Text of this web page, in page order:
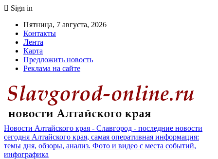
Sign in
Пятница, 7 августа, 2026
Контакты
Лента
Карта
Предложить новость
Реклама на сайте
Новости Алтайского края - Славгород - последние новости
сегодня Алтайского края, самая оперативная информация:
темы дня, обзоры, анализ. Фото и видео с места событий,
инфографика